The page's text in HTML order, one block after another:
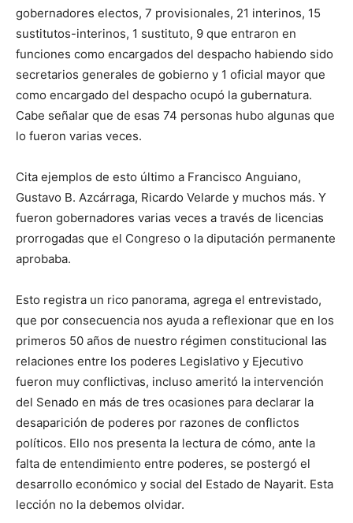
gobernadores electos, 7 provisionales, 21 interinos, 15
sustitutos-interinos, 1 sustituto, 9 que entraron en
funciones como encargados del despacho habiendo sido
secretarios generales de gobierno y 1 oficial mayor que
como encargado del despacho ocupó la gubernatura.
Cabe señalar que de esas 74 personas hubo algunas que
lo fueron varias veces.
Cita ejemplos de esto último a Francisco Anguiano,
Gustavo B. Azcárraga, Ricardo Velarde y muchos más. Y
fueron gobernadores varias veces a través de licencias
prorrogadas que el Congreso o la diputación permanente
aprobaba.
Esto registra un rico panorama, agrega el entrevistado,
que por consecuencia nos ayuda a reflexionar que en los
primeros 50 años de nuestro régimen constitucional las
relaciones entre los poderes Legislativo y Ejecutivo
fueron muy conflictivas, incluso ameritó la intervención
del Senado en más de tres ocasiones para declarar la
desaparición de poderes por razones de conflictos
políticos. Ello nos presenta la lectura de cómo, ante la
falta de entendimiento entre poderes, se postergó el
desarrollo económico y social del Estado de Nayarit. Esta
lección no la debemos olvidar.